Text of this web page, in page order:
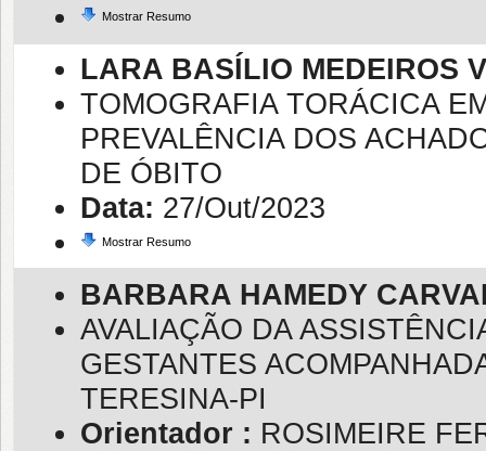
Mostrar Resumo
LARA BASÍLIO MEDEIROS
TOMOGRAFIA TORÁCICA
PREVALÊNCIA DOS
DE ÓBITO
Data: 27/Out/2023
Mostrar Resumo
BARBARA HAMEDY
AVALIAÇÃO DA
GESTANTES
TERESINA-PI
Orientador : ROSIMEIRE